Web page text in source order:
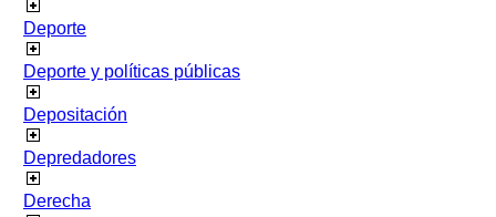
Deporte
Deporte y políticas públicas
Depositación
Depredadores
Derecha